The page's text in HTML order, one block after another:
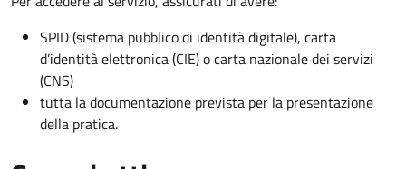
SPID (sistema pubblico di identità digitale), carta
d’identità elettronica (CIE) o carta nazionale dei servizi
(CNS)
tutta la documentazione prevista per la presentazione
della pratica.